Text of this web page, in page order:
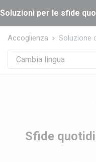
Soluzioni per le sfide
Accoglienza Soluzione
Sfide